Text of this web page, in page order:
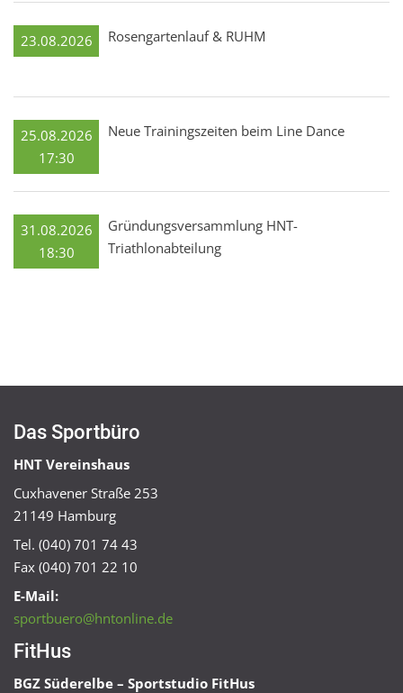
23.08.2026 Rosengartenlauf & RUHM
25.08.2026
17:30
Neue Trainingszeiten beim Line Dance
31.08.2026
18:30
Gründungsversammlung HNT-
Triathlonabteilung
Das Sportbüro
HNT Vereinshaus
Cuxhavener Straße 253
21149 Hamburg
Tel. (040) 701 74 43
Fax (040) 701 22 10
E-Mail:
sportbuero@hntonline.de
FitHus
BGZ Süderelbe – Sportstudio FitHus